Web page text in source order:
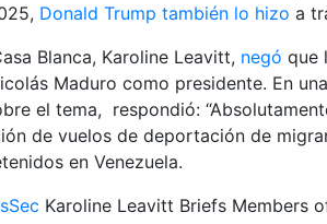
Donald Trump también lo hizo a
Blanca, Karoline Leavitt, negó que
Maduro como presidente. En
el tema, respondió:
de vuelos de deportación de
en Venezuela.
Karoline Leavitt Briefs Members